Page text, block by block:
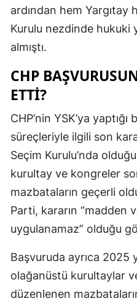
ardından hem Yargıtay
Kurulu nezdinde hukuki
almıştı.
CHP
ETTI?
CHP’nin YSK’ya
süreçleriyle ilgili son
Seçim Kurulu’nda
kurultay ve kongreler
mazbataların geçerli
Parti, kararın “madden
uygulanamaz” olduğu
Başvuruda ayrıca 2025
olağanüstü kurultaylar
düzenlenen